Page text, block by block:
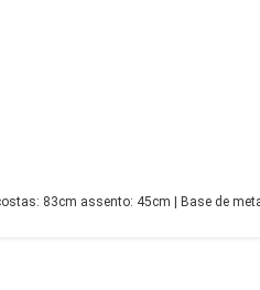
83cm assento: 45cm | Base de